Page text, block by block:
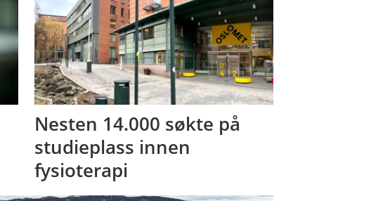
Nesten 14.000 søkte på
studieplass innen
fysioterapi